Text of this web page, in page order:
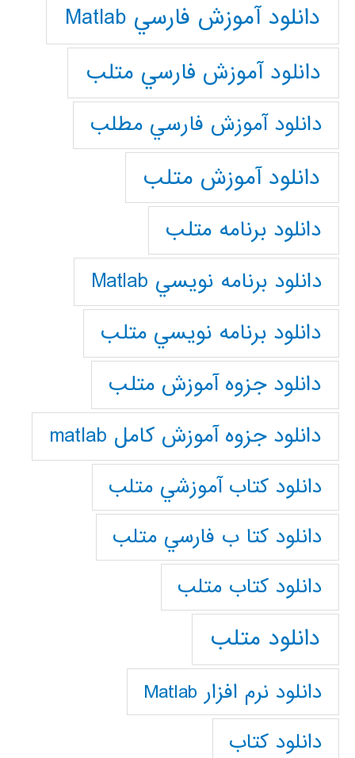
دانلود آموزش فارسي Matlab
دانلود آموزش فارسي متلب
دانلود آموزش فارسي مطلب
دانلود آموزش متلب
دانلود برنامه متلب
دانلود برنامه نويسي Matlab
دانلود برنامه نويسي متلب
دانلود جزوه آموزش متلب
دانلود جزوه آموزش کامل matlab
دانلود كتاب آموزشي متلب
دانلود كتا ب فارسي متلب
دانلود كتاب متلب
دانلود متلب
دانلود نرم افزار Matlab
دانلود کتاب